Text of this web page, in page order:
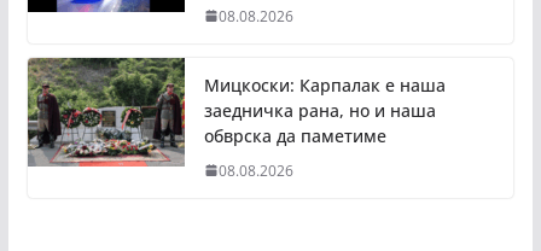
08.08.2026
Мицкоски: Карпалак е наша
заедничка рана, но и наша
обврска да паметиме
08.08.2026